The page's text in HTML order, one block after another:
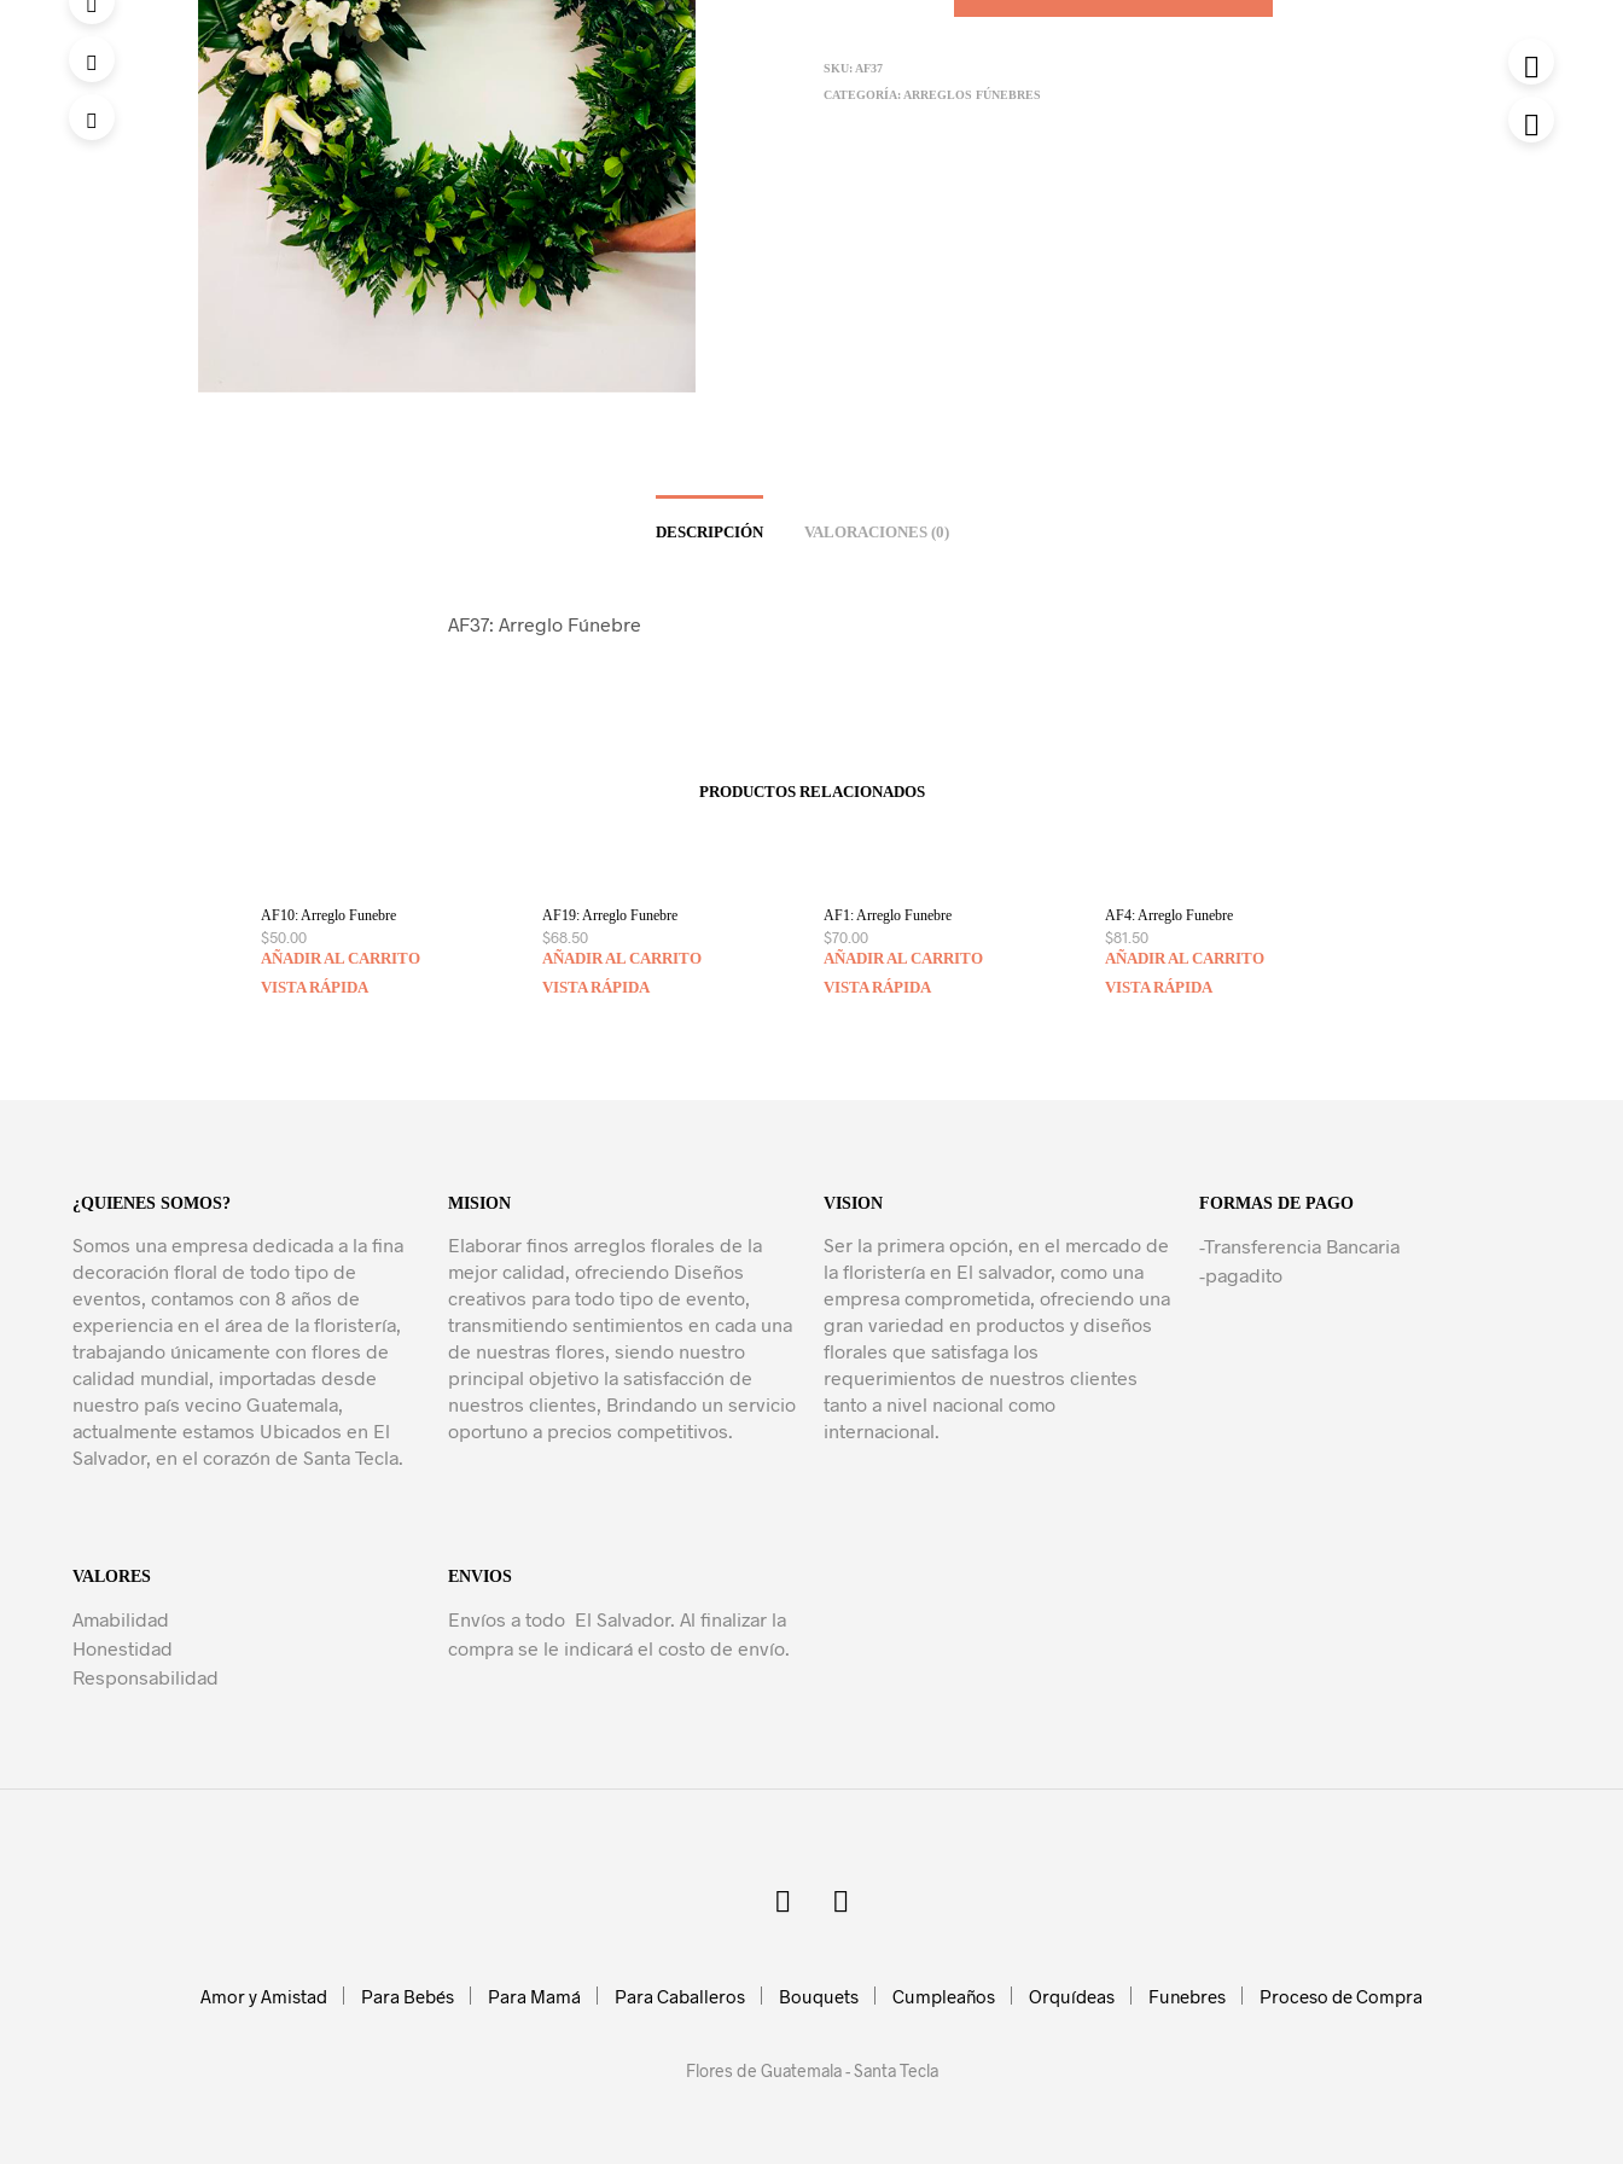
SKU: AF37
CATEGORÍA: ARREGLOS FÚNEBRES
DESCRIPCIÓN VALORACIONES (0)
AF37: Arreglo Fúnebre
PRODUCTOS RELACIONADOS
AF10: Arreglo Funebre
$50.00
AÑADIR AL CARRITO
VISTA RÁPIDA
AF19: Arreglo Funebre
$68.50
AÑADIR AL CARRITO
VISTA RÁPIDA
AF1: Arreglo Funebre
$70.00
AÑADIR AL CARRITO
VISTA RÁPIDA
AF4: Arreglo Funebre
$81.50
AÑADIR AL CARRITO
VISTA RÁPIDA
¿QUIENES SOMOS?
Somos una empresa dedicada a la fina
decoración floral de todo tipo de
eventos, contamos con 8 años de
experiencia en el área de la floristería,
trabajando únicamente con flores de
calidad mundial, importadas desde
nuestro país vecino Guatemala,
actualmente estamos Ubicados en El
Salvador, en el corazón de Santa Tecla.
MISION
Elaborar finos arreglos florales de la
mejor calidad, ofreciendo Diseños
creativos para todo tipo de evento,
transmitiendo sentimientos en cada una
de nuestras flores, siendo nuestro
principal objetivo la satisfacción de
nuestros clientes, Brindando un servicio
oportuno a precios competitivos.
VISION
Ser la primera opción, en el mercado de
la floristería en El salvador, como una
empresa comprometida, ofreciendo una
gran variedad en productos y diseños
florales que satisfaga los
requerimientos de nuestros clientes
tanto a nivel nacional como
internacional.
FORMAS DE PAGO
-Transferencia Bancaria
-pagadito
VALORES
Amabilidad
Honestidad
Responsabilidad
ENVIOS
Envíos a todo El Salvador. Al finalizar la
compra se le indicará el costo de envío.
Amor y Amistad Para Bebés Para Mamá Para Caballeros Bouquets Cumpleaños Orquídeas Funebres Proceso de Compra
Flores de Guatemala - Santa Tecla